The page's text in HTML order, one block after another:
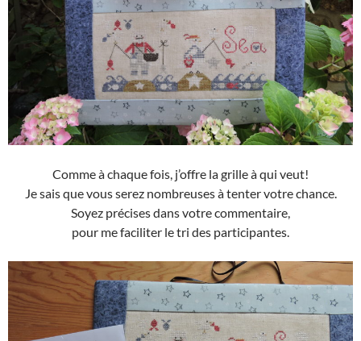
Comme à chaque fois, j’offre la grille à qui veut!
Je sais que vous serez nombreuses à tenter votre chance.
Soyez précises dans votre commentaire,
pour me faciliter le tri des participantes.